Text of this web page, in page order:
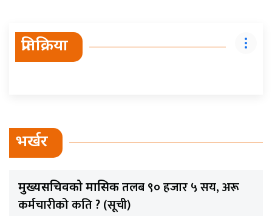
प्रतिक्रिया
भर्खर
मुख्यसचिवको मासिकतलब ९० हजार ५ सय, अरू
कर्मचारीको कति ? (सूची)